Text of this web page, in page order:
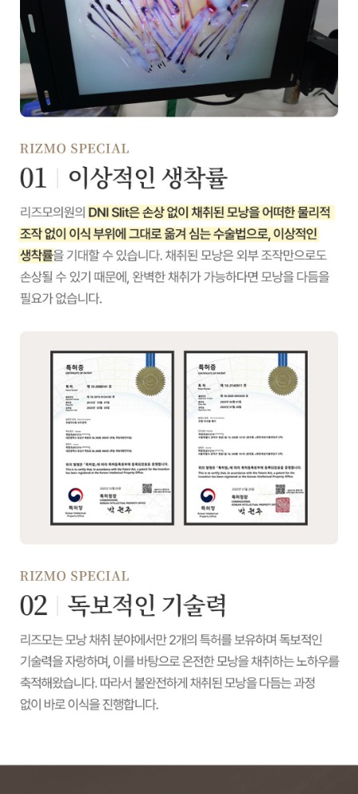
방법을
영상으로 확인해 보세요🤗
2주차 관리 과정을 담아왔습니다💕
삭발부터 염색까지? 모발이식
실제 준비 과정!
넓은 이마 고민으로
리즈모의원을 찾아주신 고객님✨
50대 중반 고객님은 흰머리가 많아
시술 당일 염색까지 함께
진행하셨습니다!
영상으로 함께하시죠🤗
드디어 2주차✨정수리 탈모
4000모 모발이식 변화
👏👏
후두부에서 채취 가능 모낭 수가
제한적이었기 때문에
전체적인 디자인과 균형을 세심하게
고려하여 이식을 진행했습니다.
이처럼 탈모 부위가 넓은 경우,
두피 문신을 통해 밀도감을 보완할
수 있습니다✨
30대 남자 M자 이마 모발이식 |
수술 당일 모습
고객님!
상담 후 디자인 설계부터 삭발,
모발이식 직후 모습까지 영상으로
확인해 보세요🤗
정수리 탈모 비절개 모발이식
수술 당일 | 1분 요약 영상
정수리 탈모로 고민하던 고객님의
모발이식을 앞두고 계시다면,
수술 전 복용 중인 약물 확인은
필수!!
모발이식 전에 피해야 할 약물부터
중단 시기까지 한 번에 정리해
드립니다!💊
모발이식 전 최대 모수 확인하기!
M자와 정수리 탈모 이식 가이드
안녕하세요. 리즈모의원입니다.🤗
내 머리에 실제로 심을 수 있는
모발의 양,
얼마나 될까요~?
뒷머리나 옆머리 같은 공여부에
남아있는
밀도를 고려한
효율적인 디자인이 필요합니다!
이번 영상에서 이식 가능한 모발의
개수를 확인하고
효과적인 이식 계획을 세워보세요!
💕
모발이식 가능한 나이와 최적의
시기 | 언제 받아야 가장
효과적일까?
안녕하세요. 리즈모의원입니다.🤗
이번 영상에서는 모발이식 최적
시기와
연령대별 체크포인트를 쉽게 정리해
드렸습니다!
영상을 통해 내 나이에 맞는
모발이식 시기와
준비 사항을 확인해 보세요!👍
감아도 될지,
잠은 어떻게 자야 하는지...
막막하신가요?
수술 후 주의 사항부터 일상 속 관리
방법까지,
이 영상 하나로 확실하게 정리해
두피 냄새와 가려움...😱 찝찝한
여름 두피 이렇게 관리하세요!
여름철에는 뜨거운 햇볕과 습한
날씨로 인해
두피 트러블이 급증하는데요💦
땀과 피지로 막힌 모공과 냄새나는
🔍두피와 탈모의 관계? 초기 탈모